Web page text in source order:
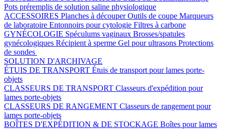
Pots préremplis de solution saline physiologique
ACCESSOIRES Planches à découperOutils de coupe Marqueurs
de laboratoire Entonnoirs pour cytologie Filtres à carbone
GYNÉCOLOGIE Spéculums vaginaux Brosses/spatules
gynécologiques Récipient à sperme Gel pour ultrasons Protections
de sondes
SOLUTION D'ARCHIVAGE
ÉTUIS DE TRANSPORT Étuis de transport pour lames porte-
objets
CLASSEURS DE TRANSPORT Classeurs d'expédition pour
lames porte-objets
CLASSEURS DE RANGEMENT Classeurs de rangement pour
lames porte-objets
BOÎTES D'EXPÉDITION & DE STOCKAGE Boîtes pour lames